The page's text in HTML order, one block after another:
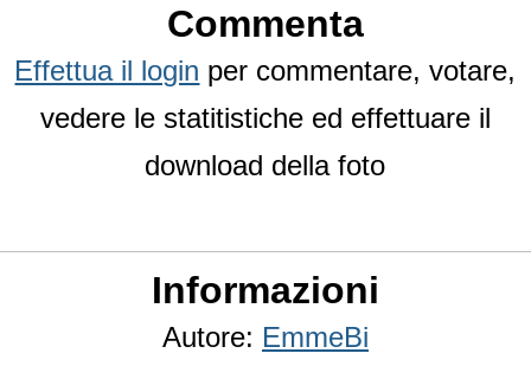
Commenta
Effettua il login per commentare, votare,
vedere le statitistiche ed effettuare il
download della foto
Informazioni
Autore: EmmeBi